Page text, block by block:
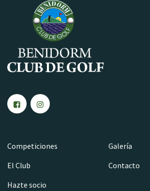
Competiciones
Galería
El Club
Contacto
Hazte socio